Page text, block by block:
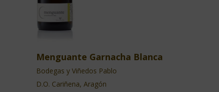
Menguante Garnacha Blanca
Bodegas y Viñedos Pablo
D.O. Cariñena, Aragón